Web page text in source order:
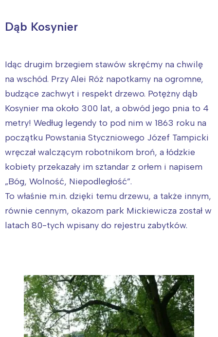
Dąb Kosynier
Idąc drugim brzegiem stawów skręćmy na chwilę
na wschód. Przy Alei Róż napotkamy na ogromne,
budzące zachwyt i respekt drzewo. Potężny dąb
Kosynier ma około 300 lat, a obwód jego pnia to 4
metry! Według legendy to pod nim w 1863 roku na
początku Powstania Styczniowego Józef Tampicki
wręczał walczącym robotnikom broń, a łódzkie
kobiety przekazały im sztandar z orłem i napisem
„Bóg, Wolność, Niepodległość”.
To właśnie m.in. dzięki temu drzewu, a także innym,
równie cennym, okazom park Mickiewicza został w
latach 80-tych wpisany do rejestru zabytków.
Interesują mnie wydarzenia z